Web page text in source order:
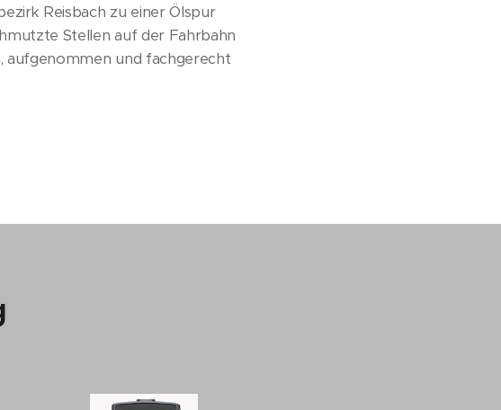
Reisbach zu einer Ölspur
Stellen auf der Fahrbahn
aufgenommen und fachgerecht